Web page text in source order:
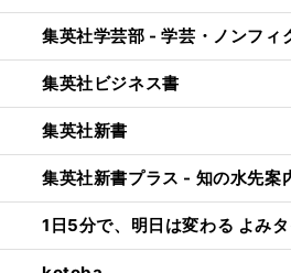
集英社学芸部 - 学芸・ノンフィ
集英社ビジネス書
集英社新書
集英社新書プラス - 知の水先案
1日5分で、明日は変わる よみ